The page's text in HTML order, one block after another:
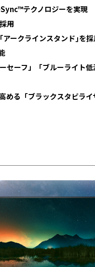
テクノロジーを実現
用
アークラインスタンド｣を採
セーフ」「ブルーライト
める「ブラックスタビライ